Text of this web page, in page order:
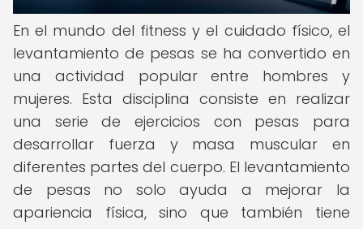
En el mundo del fitness y el cuidado físico, el
levantamiento de pesas se ha convertido en
una actividad popular entre hombres y
mujeres. Esta disciplina consiste en realizar
una serie de ejercicios con pesas para
desarrollar fuerza y masa muscular en
diferentes partes del cuerpo. El levantamiento
de pesas no solo ayuda a mejorar la
apariencia física, sino que también tiene